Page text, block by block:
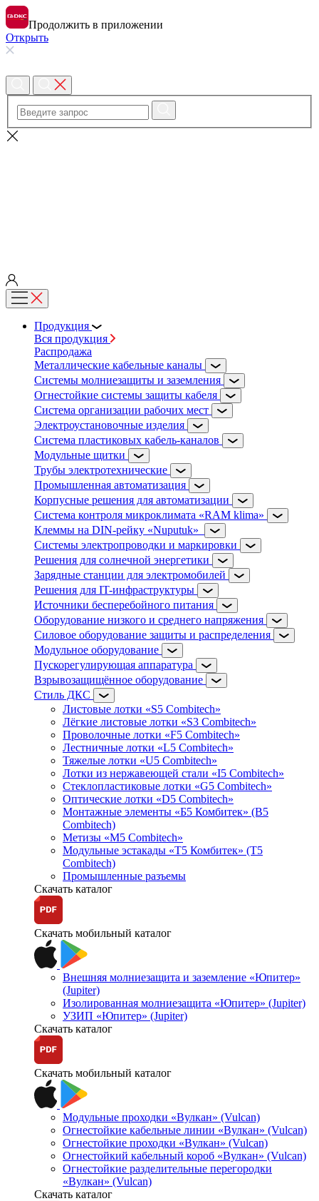
Продолжить в приложении
Открыть
Продукция
Вся продукция
Распродажа
Металлические кабельные каналы
Системы молниезащиты и заземления
Огнестойкие системы защиты кабеля
Система организации рабочих мест
Электроустановочные изделия
Система пластиковых кабель-каналов
Модульные щитки
Трубы электротехнические
Промышленная автоматизация
Корпусные решения для автоматизации
Система контроля микроклимата «RAM klima»
Клеммы на DIN-рейку «Nuputuk»
Системы электропроводки и маркировки
Решения для солнечной энергетики
Зарядные станции для электромобилей
Решения для IT-инфраструктуры
Источники бесперебойного питания
Оборудование низкого и среднего напряжения
Силовое оборудование защиты и распределения
Модульное оборудование
Пускорегулирующая аппаратура
Взрывозащищённое оборудование
Стиль ДКС
Листовые лотки «S5 Combitech»
Лёгкие листовые лотки «S3 Combitech»
Проволочные лотки «F5 Combitech»
Лестничные лотки «L5 Combitech»
Тяжелые лотки «U5 Combitech»
Лотки из нержавеющей стали «I5 Combitech»
Стеклопластиковые лотки «G5 Combitech»
Оптические лотки «D5 Combitech»
Монтажные элементы «Б5 Комбитек» (B5
Combitech)
Метизы «M5 Combitech»
Модульные эстакады «Т5 Комбитек» (T5
Combitech)
Промышленные разъемы
Скачать каталог
Скачать мобильный каталог
Внешняя молниезащита и заземление «Юпитер»
(Jupiter)
Изолированная молниезащита «Юпитер» (Jupiter)
УЗИП «Юпитер» (Jupiter)
Скачать каталог
Скачать мобильный каталог
Модульные проходки «Вулкан» (Vulcan)
Огнестойкие кабельные линии «Вулкан» (Vulcan)
Огнестойкие проходки «Вулкан» (Vulcan)
Огнестойкий кабельный короб «Вулкан» (Vulcan)
Огнестойкие разделительные перегородки
«Вулкан» (Vulcan)
Скачать каталог